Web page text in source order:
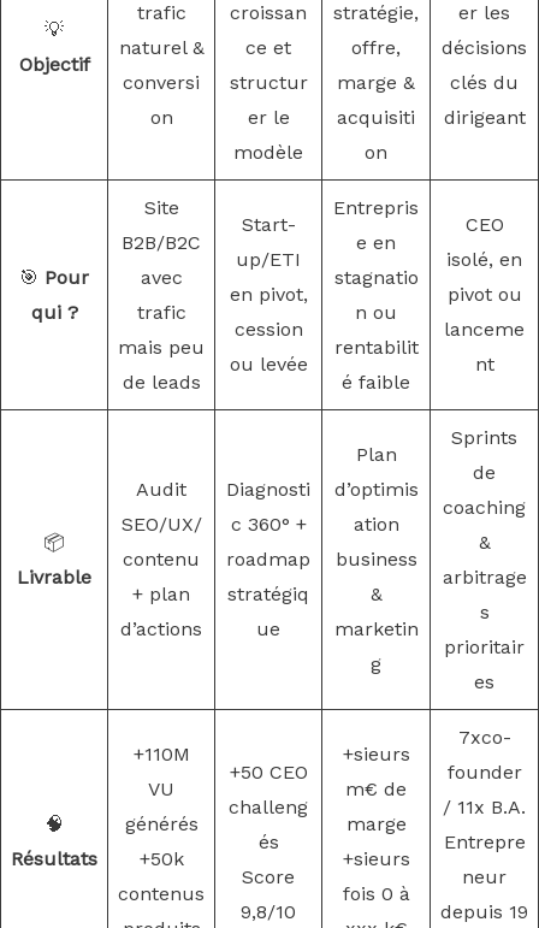
💡
Objectif
trafic
naturel &
conversi
on
croissan
ce et
structur
er le
modèle
stratégie,
offre,
marge &
acquisiti
on
er les
décisions
clés du
dirigeant
🎯 Pour
qui ?
Site
B2B/B2C
avec
trafic
mais peu
de leads
Start-
up/ETI
en pivot,
cession
ou levée
Entrepris
e en
stagnatio
n ou
rentabilit
é faible
CEO
isolé, en
pivot ou
lanceme
nt
📦
Livrable
Audit
SEO/UX/
contenu
+ plan
d’actions
Diagnosti
c 360° +
roadmap
stratégiq
ue
Plan
d’optimis
ation
business
&
marketin
g
Sprints
de
coaching
&
arbitrage
s
prioritair
es
🧠
Résultats
+110M
VU
générés
+50k
contenus
+50 CEO
challeng
és
Score
9,8/10
+sieurs
m€ de
marge
+sieurs
fois 0 à
7xco-
founder
/ 11x B.A.
Entrepre
neur
depuis 19